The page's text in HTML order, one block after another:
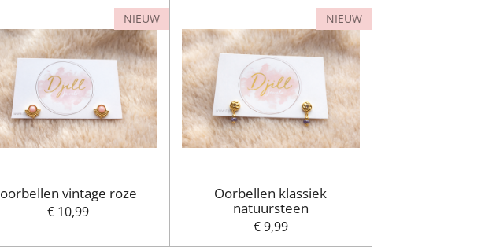
NIEUW
oorbellen vintage roze
€ 10,99
NIEUW
Oorbellen klassiek
natuursteen
€ 9,99